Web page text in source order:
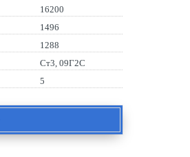
16200
1496
1288
Ст3, 09Г2С
5